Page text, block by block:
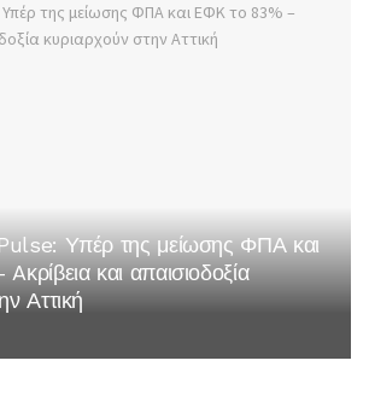
Υπέρ της μείωσης ΦΠΑ και
και απαισιοδοξία
Αττική